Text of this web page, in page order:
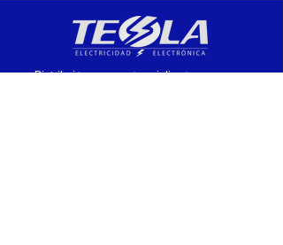
Distribuimos, comercializamos y